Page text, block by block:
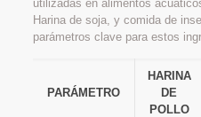
utilizadas en alimentos
Harina de soja, y comida de
parámetros clave para estos
PARÁMETRO
HARINA
DE
POLLO